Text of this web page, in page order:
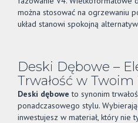
można stosować na ogrzewaniu
układ stanowi spokojną
Deski Dębowe –
Trwałość w
Deski dębowe to synonim
ponadczasowego stylu.
inwestujesz w materiał, który nie